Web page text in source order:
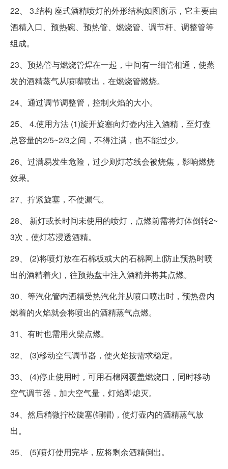
22、 3.结构 座式酒精喷灯的外形结构如图所示，它主要由
酒精入口、预热碗、预热管、燃烧管、调节杆、调整管等
组成。
23、预热管与燃烧管焊在一起，中间有一细管相通，使蒸
发的酒精蒸气从喷嘴喷出，在燃烧管燃烧。
24、通过调节调整管，控制火焰的大小。
25、 4.使用方法 (1)旋开旋塞向灯壶内注入酒精，至灯壶
总容量的2/5~2/3之间，不得注满，也不能过少。
26、过满易发生危险，过少则灯芯线会被烧焦，影响燃烧
效果。
27、拧紧旋塞，不使漏气。
28、 新灯或长时间未使用的喷灯，点燃前需将灯体倒转2~
3次，使灯芯浸透酒精。
29、 (2)将喷灯放在石棉板或大的石棉网上(防止预热时喷
出的酒精着火)，往预热盘中注入酒精并将其点燃。
30、等汽化管内酒精受热汽化并从喷口喷出时，预热盘内
燃着的火焰就会将喷出的酒精蒸气点燃。
31、有时也需用火柴点燃。
32、 (3)移动空气调节器，使火焰按需求稳定。
33、 (4)停止使用时，可用石棉网覆盖燃烧口，同时移动
空气调节器，加大空气量，灯焰即熄灭。
34、然后稍微拧松旋塞(铜帽)，使灯壶内的酒精蒸气放
出。
35、 (5)喷灯使用完毕，应将剩余酒精倒出。